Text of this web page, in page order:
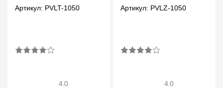
Артикул: PVLT-1050
4.0
Артикул: PVLZ-1050
4.0